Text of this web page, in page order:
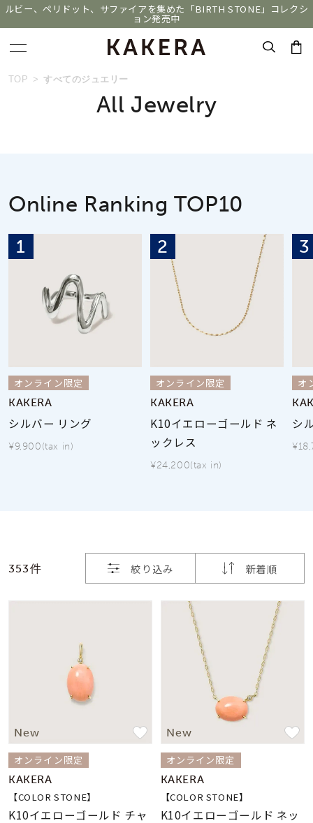
ルビー、ペリドット、サファイアを集めた「BIRTH STONE」コレクシ
ョン発売中
#刻印可 #メンズ ネックレス
ブランド KAKERA
カテゴリー すべてのジュエリー
カラー
誕生石
ファッションテイス
コレクション
リングサイズ
メンズ
リングサイズ
～
TOP すべてのジュエリー
All Jewelry
Online Ranking TOP10
1
オンライン限定
KAKERA
シルバー リング
¥9,900(tax in)
2
オンライン限定
KAKERA
K10イエローゴールド ネ
ックレス
¥24,200(tax in)
3
オ
シ
353件 絞り込み 新着順
お気に入り登録数
並び替え
New
オンライン限定
KAKERA
【COLOR STONE】
K10イエローゴールド チャ
New
オンライン限定
KAKERA
【COLOR STONE】
K10イエローゴールド ネッ